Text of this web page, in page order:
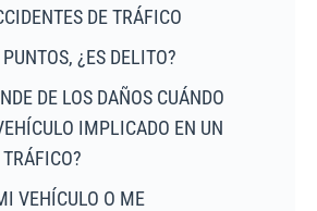
DE TRÁFICO
¿ES DELITO?
DE LOS DAÑOS CUÁNDO
IMPLICADO EN UN
VEHÍCULO O ME